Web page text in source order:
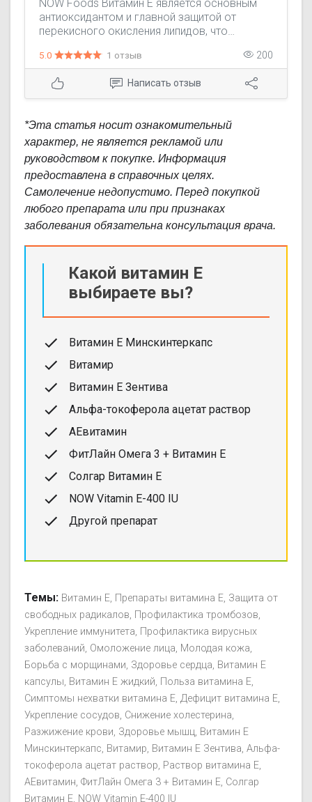
NOW Foods Витамин Е является основным
антиоксидантом и главной защитой от
перекисного окисления липидов, что
организма от свободных радикалов
(окислительного повреждения). Защита
клеток от окислительного повреждения
достижима только при дополнительном
чем те, что потребляются при обычном
питании.
5.0 1 отзыв 200
Написать отзыв
*Эта статья носит ознакомительный
характер, не является рекламой или
руководством к покупке. Информация
предоставлена в справочных целях.
Самолечение недопустимо. Перед покупкой
любого препарата или при признаках
заболевания обязательна консультация врача.
Какой витамин Е
выбираете вы?
Витамин Е Минскинтеркапс
Витамир
Витамин Е Зентива
Альфа-токоферола ацетат раствор
АЕвитамин
ФитЛайн Омега 3 + Витамин Е
Солгар Витамин Е
NOW Vitamin E-400 IU
Другой препарат
Темы: Витамин Е Препараты витамина Е Защита от
свободных радикалов Профилактика тромбозов
Укрепление иммунитета Профилактика вирусных
заболеваний Омоложение лица Молодая кожа
Борьба с морщинами Здоровье сердца Витамин Е
капсулы Витамин Е жидкий Польза витамина Е
Симптомы нехватки витамина Е Дефицит витамина Е
Укрепление сосудов Снижение холестерина
Разжижение крови Здоровье мышц Витамин Е
Минскинтеркапс Витамир Витамин Е Зентива Альфа-
токоферола ацетат раствор Раствор витамина Е
АЕвитамин ФитЛайн Омега 3 + Витамин Е Солгар
Витамин Е NOW Vitamin E-400 IU